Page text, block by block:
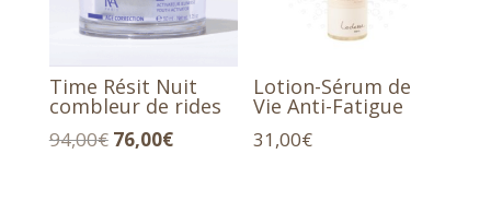
Time Résit Nuit
combleur de rides
94,00€ Le
76,00€Le
Lotion-Sérum de
Vie Anti-Fatigue
31,00€